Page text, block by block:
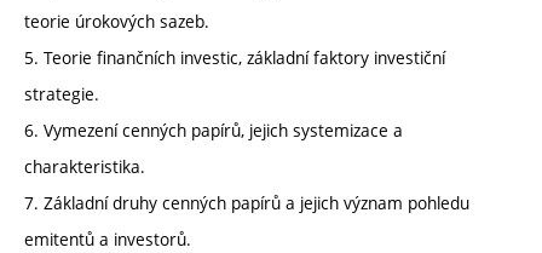
teorie úrokových sazeb.
5. Teorie finančních investic, základní faktory investiční
strategie.
6. Vymezení cenných papírů, jejich systemizace a
charakteristika.
7. Základní druhy cenných papírů a jejich význam pohledu
emitentů a investorů.